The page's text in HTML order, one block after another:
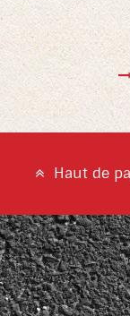
Haut de